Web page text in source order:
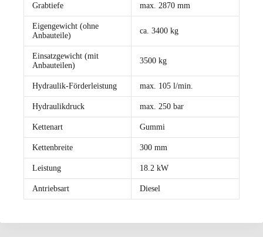
Grabtiefe max. 2870 mm
Eigengewicht (ohne
Anbauteile)
ca. 3400 kg
Einsatzgewicht (mit
Anbauteilen)
3500 kg
Hydraulik-Förderleistung max. 105 l/min.
Hydraulikdruck max. 250 bar
Kettenart Gummi
Kettenbreite 300 mm
Leistung 18.2 kW
Antriebsart Diesel